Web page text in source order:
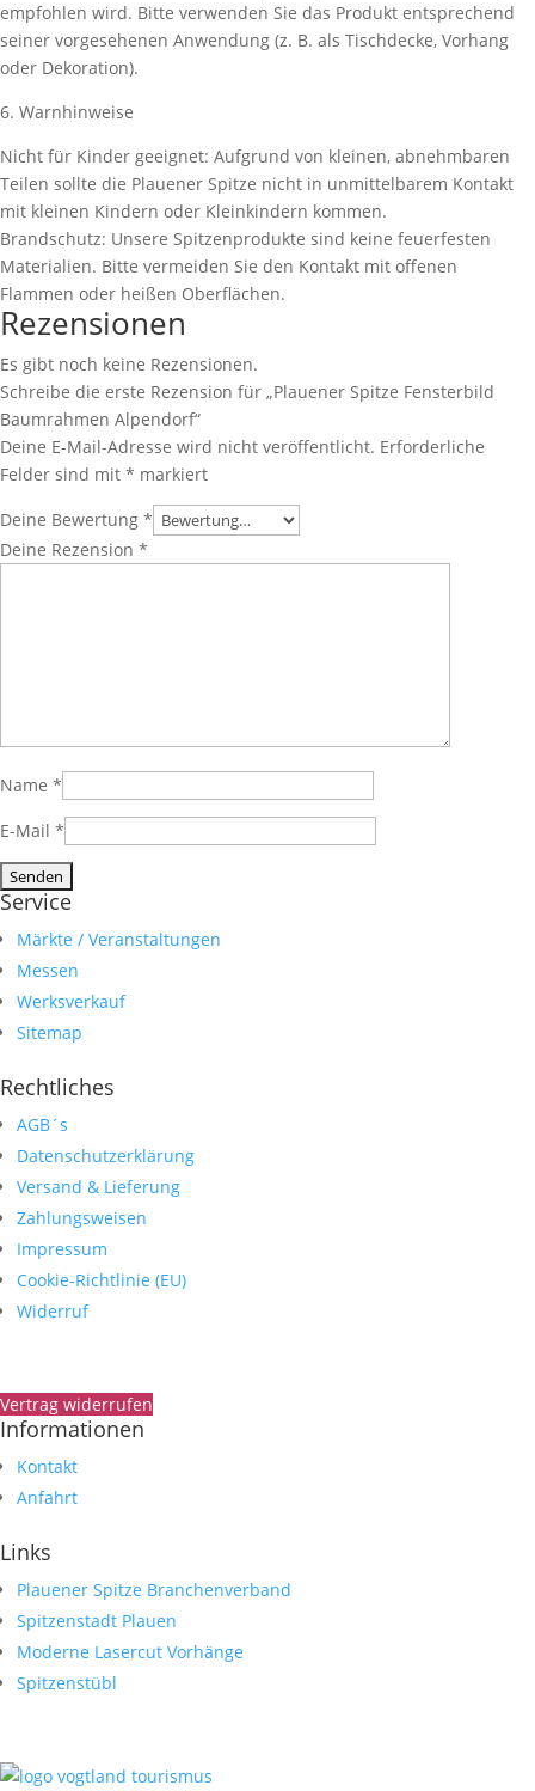
empfohlen wird. Bitte verwenden Sie das Produkt entsprechend
seiner vorgesehenen Anwendung (z. B. als Tischdecke, Vorhang
oder Dekoration).
6. Warnhinweise
Nicht für Kinder geeignet: Aufgrund von kleinen, abnehmbaren
Teilen sollte die Plauener Spitze nicht in unmittelbarem Kontakt
mit kleinen Kindern oder Kleinkindern kommen.
Brandschutz: Unsere Spitzenprodukte sind keine feuerfesten
Materialien. Bitte vermeiden Sie den Kontakt mit offenen
Flammen oder heißen Oberflächen.
Rezensionen
Es gibt noch keine Rezensionen.
Schreibe die erste Rezension für „Plauener Spitze Fensterbild
Baumrahmen Alpendorf“
Deine E-Mail-Adresse wird nicht veröffentlicht. Erforderliche
Felder sind mit * markiert
Deine Bewertung *
Deine Rezension *
Name *
E-Mail *
Service
Märkte / Veranstaltungen
Messen
Werksverkauf
Sitemap
Rechtliches
AGB´s
Datenschutzerklärung
Versand & Lieferung
Zahlungsweisen
Impressum
Cookie-Richtlinie (EU)
Widerruf
Vertrag widerrufen
Informationen
Kontakt
Anfahrt
Links
Plauener Spitze Branchenverband
Spitzenstadt Plauen
Moderne Lasercut Vorhänge
Spitzenstübl